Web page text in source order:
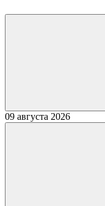
09 августа 2026